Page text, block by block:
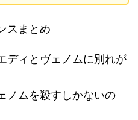
スまとめ
ディとヴェノムに別れが
ノムを殺すしかないの